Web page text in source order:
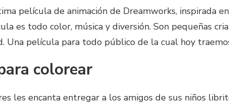
película de animación de Dreamworks, inspirada
es todo color, música y diversión. Son pequeñas
Una película para todo público de la cual hoy
colorear
les encanta entregar a los amigos de sus niños